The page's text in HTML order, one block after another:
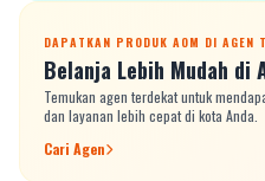
DAPATKAN PRODUK AOM DI AGEN
Belanja Lebih Mudah di
Temukan agen terdekat untuk
dan layanan lebih cepat di kota Anda.
Cari Agen